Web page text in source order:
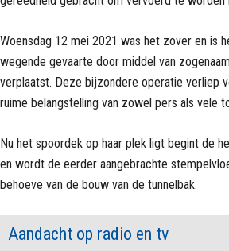
Woensdag 12 mei 2021 was het zover en is
wegende gevaarte door middel van
verplaatst. Deze bijzondere operatie verliep
ruime belangstelling van zowel pers als vele
Nu het spoordek op haar plek ligt begint de
en wordt de eerder aangebrachte
behoeve van de bouw van de tunnelbak.
Aandacht op radio en tv